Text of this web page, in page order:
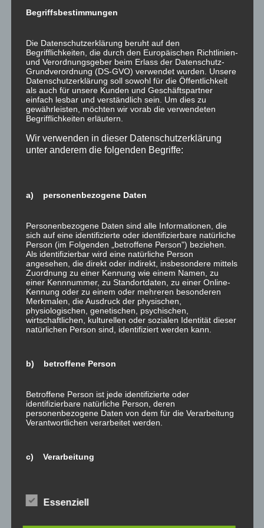
März 2023
Februar 2023
Januar 2023
Dezember 2022
November 2022
Oktober 2022
September 2022
Juli 2022
April 2022
Februar 2022
Januar 2022
Dezember 2021
November 2021
Oktober 2021
September 2021
Mai 2021
April 2021
März 2021
Oktober 2020
August 2020
Begriffsbestimmungen
Die Datenschutzerklärung beruht auf den
Begrifflichkeiten, die durch den Europäischen Richtlinien-
und Verordnungsgeber beim Erlass der Datenschutz-
Grundverordnung (DS-GVO) verwendet wurden. Unsere
Datenschutzerklärung soll sowohl für die Öffentlichkeit
als auch für unsere Kunden und Geschäftspartner
einfach lesbar und verständlich sein. Um dies zu
gewährleisten, möchten wir vorab die verwendeten
Begrifflichkeiten erläutern.
Wir verwenden in dieser Datenschutzerklärung
unter anderem die folgenden Begriffe:
a) personenbezogene Daten
Personenbezogene Daten sind alle Informationen, die
sich auf eine identifizierte oder identifizierbare natürliche
Person (im Folgenden „betroffene Person") beziehen.
Als identifizierbar wird eine natürliche Person
angesehen, die direkt oder indirekt, insbesondere mittels
Zuordnung zu einer Kennung wie einem Namen, zu
einer Kennnummer, zu Standortdaten, zu einer Online-
Kennung oder zu einem oder mehreren besonderen
Merkmalen, die Ausdruck der physischen,
physiologischen, genetischen, psychischen,
wirtschaftlichen, kulturellen oder sozialen Identität dieser
natürlichen Person sind, identifiziert werden kann.
b) betroffene Person
Betroffene Person ist jede identifizierte oder
identifizierbare natürliche Person, deren
personenbezogene Daten von dem für die Verarbeitung
Verantwortlichen verarbeitet werden.
c) Verarbeitung
Verfahren ausgeführte Vorgang oder jede solche
Vorgangsreihe im Zusammenhang mit
Erfassen, die Organisation, das Ordnen, die
Essenziell